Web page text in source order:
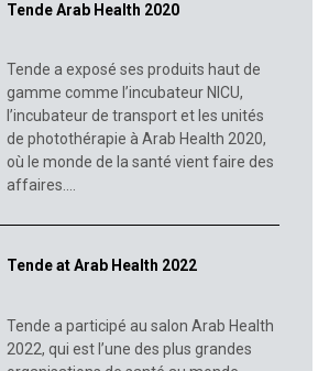
Tende Arab Health 2020
Tende a exposé ses produits haut de
gamme comme l’incubateur NICU,
l’incubateur de transport et les unités
de photothérapie à Arab Health 2020,
où le monde de la santé vient faire des
affaires....
Tende at Arab Health 2022
Tende a participé au salon Arab Health
2022, qui est l’une des plus grandes